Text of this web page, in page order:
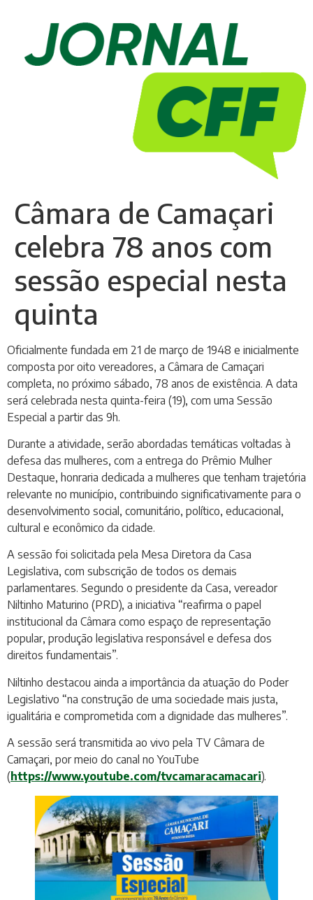
Câmara de Camaçari
celebra 78 anos com
sessão especial nesta
quinta
Oficialmente fundada em 21 de março de 1948 e inicialmente
composta por oito vereadores, a Câmara de Camaçari
completa, no próximo sábado, 78 anos de existência. A data
será celebrada nesta quinta-feira (19), com uma Sessão
Especial a partir das 9h.
Durante a atividade, serão abordadas temáticas voltadas à
defesa das mulheres, com a entrega do Prêmio Mulher
Destaque, honraria dedicada a mulheres que tenham trajetória
relevante no município, contribuindo significativamente para o
desenvolvimento social, comunitário, político, educacional,
cultural e econômico da cidade.
A sessão foi solicitada pela Mesa Diretora da Casa
Legislativa, com subscrição de todos os demais
parlamentares. Segundo o presidente da Casa, vereador
Niltinho Maturino (PRD), a iniciativa “reafirma o papel
institucional da Câmara como espaço de representação
popular, produção legislativa responsável e defesa dos
direitos fundamentais”.
Niltinho destacou ainda a importância da atuação do Poder
Legislativo “na construção de uma sociedade mais justa,
igualitária e comprometida com a dignidade das mulheres”.
A sessão será transmitida ao vivo pela TV Câmara de
Camaçari, por meio do canal no YouTube
(https://www.youtube.com/tvcamaracamacari).